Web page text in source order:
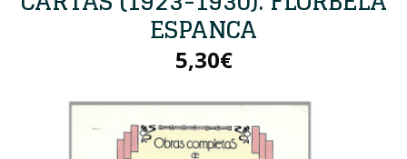
ESPANCA
5,30€